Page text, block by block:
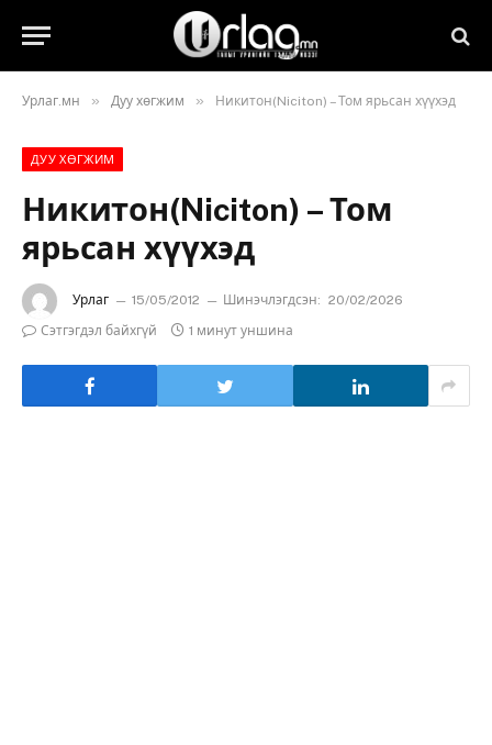
Урлаг.мн » Дуу хөгжим » Никитон(Niciton) – Том ярьсан хүүхэд
ДУУ ХӨГЖИМ
Никитон(Niciton) – Том
ярьсан хүүхэд
Урлаг 15/05/2012 Шинэчлэгдсэн: 20/02/2026
Сэтгэгдэл байхгүй
1 минут уншина